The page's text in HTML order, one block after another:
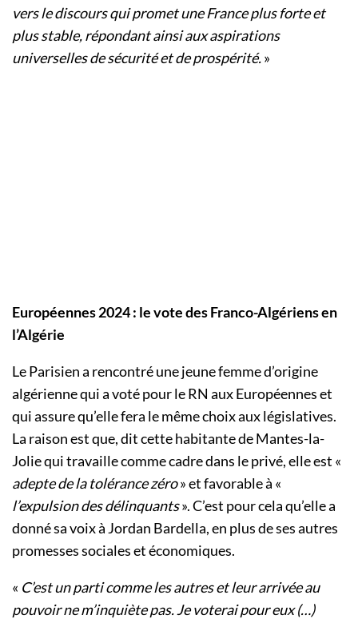
vers le discours qui promet une France plus forte et
plus stable, répondant ainsi aux aspirations
universelles de sécurité et de prospérité.»
Européennes 2024 : le vote des Franco-Algériens en
l’Algérie
Le Parisien a rencontré une jeune femme d’origine
algérienne qui a voté pour le RN aux Européennes et
qui assure qu’elle fera le même choix aux législatives.
La raison est que, dit cette habitante de Mantes-la-
Jolie qui travaille comme cadre dans le privé, elle est «
adepte de la tolérance zéro» et favorable à «
l’expulsion des délinquants». C’est pour cela qu’elle a
donné sa voix à Jordan Bardella, en plus de ses autres
promesses sociales et économiques.
« C’est un parti comme les autres et leur ar­ri­vée au
pou­voir ne m’in­quiète pas. Je vo­te­rai pour eux (…)